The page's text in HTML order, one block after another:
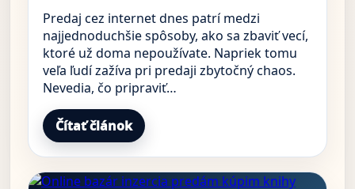
Predaj cez internet dnes patrí medzi
najjednoduchšie spôsoby, ako sa zbaviť vecí,
ktoré už doma nepoužívate. Napriek tomu
veľa ľudí zažíva pri predaji zbytočný chaos.
Nevedia, čo pripraviť…
Čítať článok